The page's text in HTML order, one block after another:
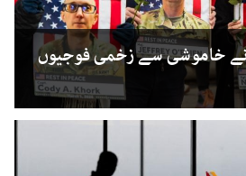
نے خاموشی سے زخمی فوجیوں